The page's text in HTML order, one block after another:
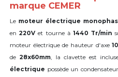
marque CEMER
Le moteur électrique
en220V et tourne à 1440 Tr/min
moteur électrique de hauteur d'axe
de 28x60mm, la clavette est
électrique possède un